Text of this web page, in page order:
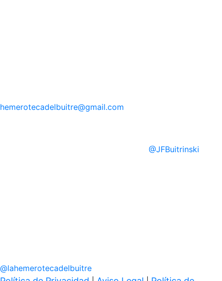
hemerotecadelbuitre@gmail.com
@JFBuitrinski
@lahemerotecadelbuitre